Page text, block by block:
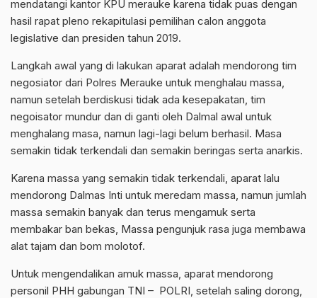
mendatangi kantor KPU merauke karena tidak puas dengan
hasil rapat pleno rekapitulasi pemilihan calon anggota
legislative dan presiden tahun 2019.
Langkah awal yang di lakukan aparat adalah mendorong tim
negosiator dari Polres Merauke untuk menghalau massa,
namun setelah berdiskusi tidak ada kesepakatan, tim
negoisator mundur dan di ganti oleh Dalmal awal untuk
menghalang masa, namun lagi-lagi belum berhasil. Masa
semakin tidak terkendali dan semakin beringas serta anarkis.
Karena massa yang semakin tidak terkendali, aparat lalu
mendorong Dalmas Inti untuk meredam massa, namun jumlah
massa semakin banyak dan terus mengamuk serta
membakar ban bekas, Massa pengunjuk rasa juga membawa
alat tajam dan bom molotof.
Untuk mengendalikan amuk massa, aparat mendorong
personil PHH gabungan TNI – POLRI, setelah saling dorong,